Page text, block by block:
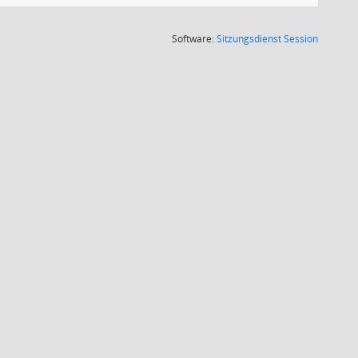
Software:SitzungsdienstSession(Wird in